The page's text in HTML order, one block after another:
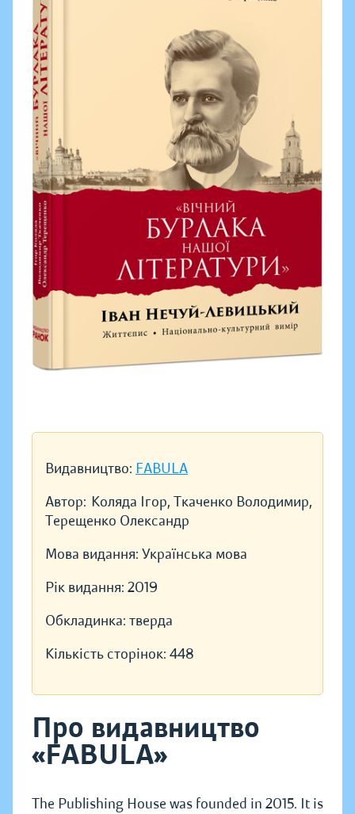
Видавництво: FABULA
Автор: Коляда Ігор, Ткаченко Володимир,
Терещенко Олександр
Мова видання: Українська мова
Рік видання: 2019
Обкладинка: тверда
Кількість сторінок: 448
Про видавництво
«FABULA»
The Publishing House was founded in 2015. It is